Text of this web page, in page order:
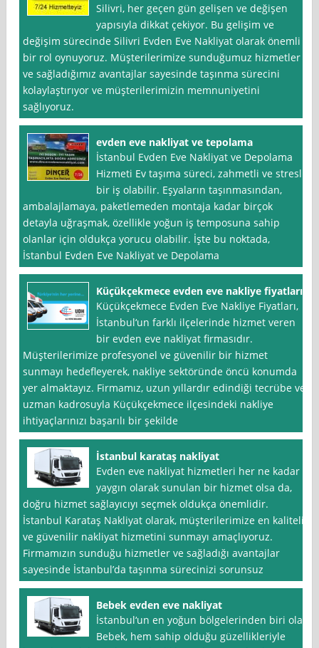
Silivri, her geçen gün gelişen ve değişen
yapısıyla dikkat çekiyor. Bu gelişim ve
değişim sürecinde Silivri Evden Eve Nakliyat olarak önemli
bir rol oynuyoruz. Müşterilerimize sunduğumuz hizmetler
ve sağladığımız avantajlar sayesinde taşınma sürecini
kolaylaştırıyor ve müşterilerimizin memnuniyetini
sağlıyoruz.
evden eve nakliyat ve tepolama
İstanbul Evden Eve Nakliyat ve Depolama
Hizmeti Ev taşıma süreci, zahmetli ve stresli
bir iş olabilir. Eşyaların taşınmasından,
ambalajlamaya, paketlemeden montaja kadar birçok
detayla uğraşmak, özellikle yoğun iş temposuna sahip
olanlar için oldukça yorucu olabilir. İşte bu noktada,
İstanbul Evden Eve Nakliyat ve Depolama
Küçükçekmece evden eve nakliye fiyatları
Küçükçekmece Evden Eve Nakliye Fiyatları,
İstanbul‘un farklı ilçelerinde hizmet veren
bir evden eve nakliyat firmasıdır.
Müşterilerimize profesyonel ve güvenilir bir hizmet
sunmayı hedefleyerek, nakliye sektöründe öncü konumda
yer almaktayız. Firmamız, uzun yıllardır edindiği tecrübe ve
uzman kadrosuyla Küçükçekmece ilçesindeki nakliye
ihtiyaçlarınızı başarılı bir şekilde
İstanbul karataş nakliyat
Evden eve nakliyat hizmetleri her ne kadar
yaygın olarak sunulan bir hizmet olsa da,
doğru hizmet sağlayıcıyı seçmek oldukça önemlidir.
İstanbul Karataş Nakliyat olarak, müşterilerimize en kaliteli
ve güvenilir nakliyat hizmetini sunmayı amaçlıyoruz.
Firmamızın sunduğu hizmetler ve sağladığı avantajlar
sayesinde İstanbul’da taşınma sürecinizi sorunsuz
Bebek evden eve nakliyat
İstanbul‘un en yoğun bölgelerinden biri olan
Bebek, hem sahip olduğu güzellikleriyle